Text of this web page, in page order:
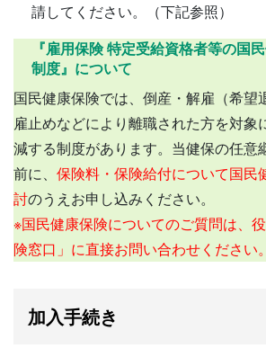
請してください。（下記参照）
『雇用保険 特定受給資格者等の国
制度』について
国民健康保険では、倒産・解雇（希望
雇止めなどにより離職された方を対象
減する制度があります。当健保の任意
前に、 保険料・保険給付について国民
討のうえお申し込みください。
※国民健康保険についてのご質問は、
険窓口」に直接お問い合わせください。
加入手続き